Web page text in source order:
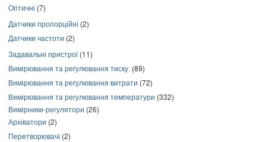
Оптичні (7)
Датчики пропорційні (2)
Датчики частоти (2)
Задавальні пристрої(11)
Вимірювання та регулювання тиску. (89)
Вимірювання та регулювання витрати (72)
Вимірювання та регулювання температури (332)
Вимірники-регулятори (26)
Архіватори (2)
Перетворювачі (2)